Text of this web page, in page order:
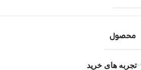
محصول
تجربه های خرید